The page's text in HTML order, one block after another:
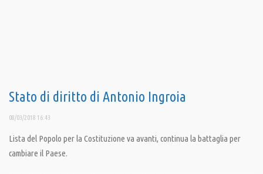
Stato di diritto di Antonio Ingroia
08/03/2018 16:43
Lista del Popolo per la Costituzione va avanti, continua la battaglia per
cambiare il Paese.